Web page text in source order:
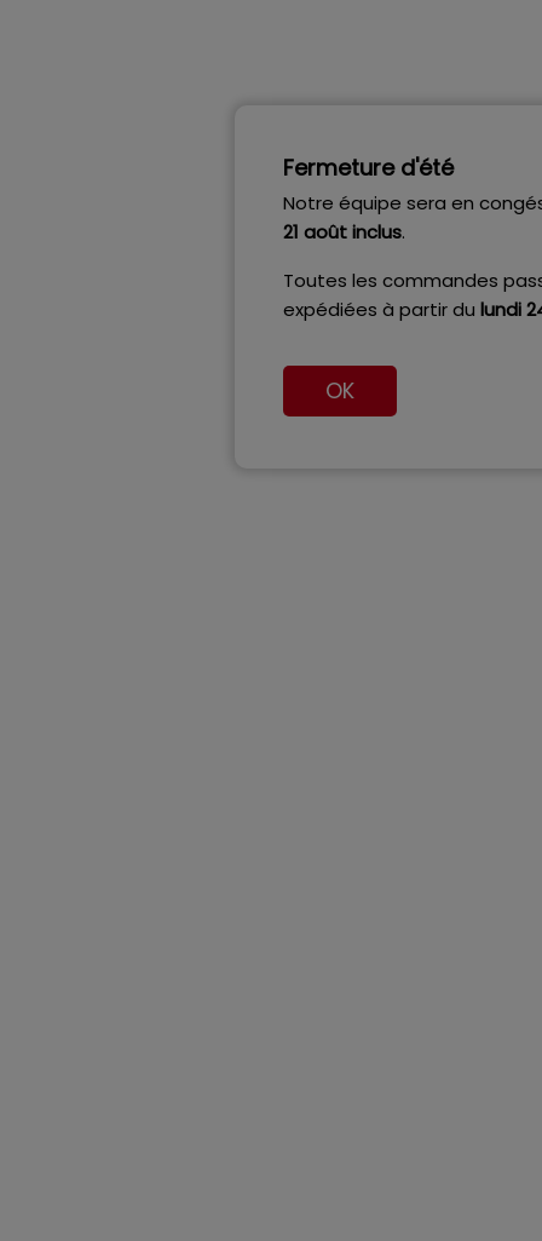
Fermeture d'été
Notre équipe sera en
21 août inclus.
Toutes les commandes
expédiées à partir du lundi
OK